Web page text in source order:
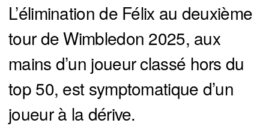
L’élimination de Félix au deuxième
tour de Wimbledon 2025, aux
mains d’un joueur classé hors du
top 50, est symptomatique d’un
joueur à la dérive.